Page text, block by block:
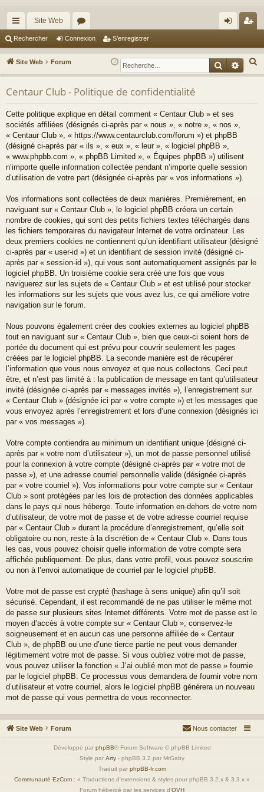
cc
ès
ra
pi
Site Web
or
u
m
s
ne
xi
nr
eg
Rechercher Connexion S’enregistrer
Site Web Forum
e
Centaur Club - Politique de confidentialité
Cette politique explique en détail comment « Centaur Club » et ses
sociétés affiliées (désignés ci-après par « nous », « notre », « nos »,
« Centaur Club », « https://www.centaurclub.com/forum ») et phpBB
(désigné ci-après par « ils », « eux », « leur », « logiciel phpBB »,
« www.phpbb.com », « phpBB Limited », « Équipes phpBB ») utilisent
n’importe quelle information collectée pendant n’importe quelle session
d’utilisation de votre part (désignée ci-après par « vos informations »).
Vos informations sont collectées de deux manières. Premièrement, en
naviguant sur « Centaur Club », le logiciel phpBB créera un certain
nombre de cookies, qui sont des petits fichiers textes téléchargés dans
les fichiers temporaires du navigateur Internet de votre ordinateur. Les
deux premiers cookies ne contiennent qu’un identifiant utilisateur (désigné
ci-après par « user-id ») et un identifiant de session invité (désigné ci-
après par « session-id »), qui vous sont automatiquement assignés par le
logiciel phpBB. Un troisième cookie sera créé une fois que vous
naviguerez sur les sujets de « Centaur Club » et est utilisé pour stocker
les informations sur les sujets que vous avez lus, ce qui améliore votre
navigation sur le forum.
Nous pouvons également créer des cookies externes au logiciel phpBB
tout en naviguant sur « Centaur Club », bien que ceux-ci soient hors de
portée du document qui est prévu pour couvrir seulement les pages
créées par le logiciel phpBB. La seconde manière est de récupérer
l’information que vous nous envoyez et que nous collectons. Ceci peut
être, et n’est pas limité à : la publication de message en tant qu’utilisateur
invité (désignée ci-après par « messages invités »), l’enregistrement sur
« Centaur Club » (désignée ici par « votre compte ») et les messages que
vous envoyez après l’enregistrement et lors d’une connexion (désignés ici
par « vos messages »).
Votre compte contiendra au minimum un identifiant unique (désigné ci-
après par « votre nom d’utilisateur »), un mot de passe personnel utilisé
pour la connexion à votre compte (désigné ci-après par « votre mot de
passe »), et une adresse courriel personnelle valide (désignée ci-après
par « votre courriel »). Vos informations pour votre compte sur « Centaur
Club » sont protégées par les lois de protection des données applicables
dans le pays qui nous héberge. Toute information en-dehors de votre nom
d’utilisateur, de votre mot de passe et de votre adresse courriel requise
par « Centaur Club » durant la procédure d’enregistrement, qu’elle soit
obligatoire ou non, reste à la discrétion de « Centaur Club ». Dans tous
les cas, vous pouvez choisir quelle information de votre compte sera
affichée publiquement. De plus, dans votre profil, vous pouvez souscrire
ou non à l’envoi automatique de courriel par le logiciel phpBB.
Votre mot de passe est crypté (hashage à sens unique) afin qu’il soit
sécurisé. Cependant, il est recommandé de ne pas utiliser le même mot
de passe sur plusieurs sites Internet différents. Votre mot de passe est le
moyen d’accès à votre compte sur « Centaur Club », conservez-le
soigneusement et en aucun cas une personne affiliée de « Centaur
Club », de phpBB ou une d’une tierce partie ne peut vous demander
légitimement votre mot de passe. Si vous oubliez votre mot de passe,
vous pouvez utiliser la fonction « J’ai oublié mon mot de passe » fournie
par le logiciel phpBB. Ce processus vous demandera de fournir votre nom
d’utilisateur et votre courriel, alors le logiciel phpBB générera un nouveau
mot de passe qui vous permettra de vous reconnecter.
Site Web Forum Nous contacter
Développé par phpBB® Forum Software © phpBB Limited
Style par Arty - phpBB 3.2 par MrGaby
Traduit par phpBB-fr.com
Communauté EzCom : « Traductions d'extensions & styles pour phpBB 3.2.x & 3.3.x »
Forum hébergé par les services d’OVH